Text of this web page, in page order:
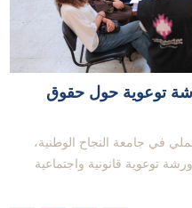
توعوية حول حقوق
في جامعة النجاح الوطنية،
توعوية قانونية واجتماعية